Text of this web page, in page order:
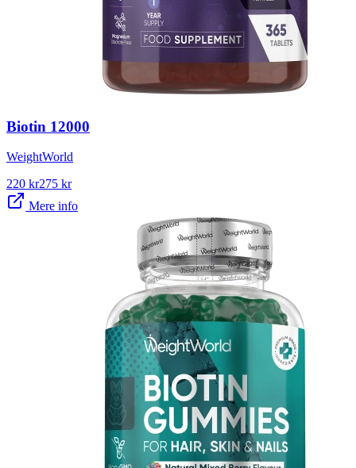
Biotin 12000
WeightWorld
220 kr275 kr
Mere info